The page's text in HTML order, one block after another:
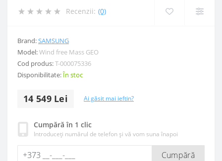
Recenzii: (0)
Brand:SAMSUNG
Model:Wind free Mass GEO
Cod produs:Т-000075336
Disponibilitate:În stoc
14 549 Lei Ai găsit mai ieftin?
Cumpără în 1 clic
Introduceți numărul de telefon și vă vom suna înapoi
Cumpără